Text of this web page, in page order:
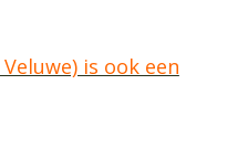
is ook een